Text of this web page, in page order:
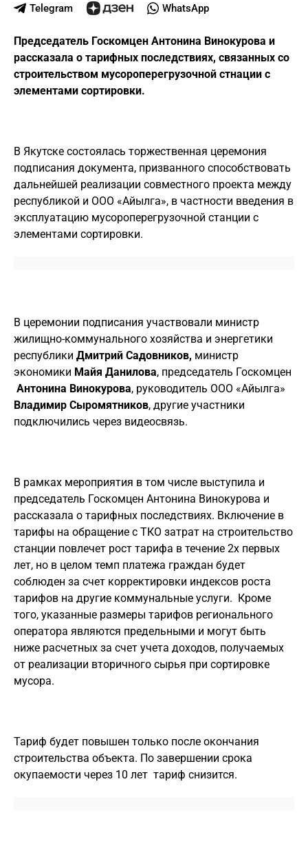
Telegram WhatsApp
Председатель Госкомцен Антонина Винокурова и
рассказала о тарифных последствиях, связанных со
строительством мусороперегрузочной стнации с
элементами сортировки.
В Якутске состоялась торжественная церемония
подписания документа, призванного способствовать
дальнейшей реализации совместного проекта между
республикой и ООО «Айылга», в частности введения в
эксплуатацию мусороперегрузочной станции с
элементами сортировки.
В церемонии подписания участвовали министр
жилищно-коммунального хозяйства и энергетики
республики Дмитрий Садовников, министр
экономики Майя Данилова, председатель Госкомцен
Антонина Винокурова, руководитель ООО «Айылга»
Владимир Сыромятников, другие участники
подключились через видеосвязь.
В рамках мероприятия в том числе выступила и
председатель Госкомцен Антонина Винокурова и
рассказала о тарифных последствиях. Включение в
тарифы на обращение с ТКО затрат на строительство
станции повлечет рост тарифа в течение 2х первых
лет, но в целом темп платежа граждан будет
соблюден за счет корректировки индексов роста
тарифов на другие коммунальные услуги. Кроме
того, указанные размеры тарифов регионального
оператора являются предельными и могут быть
ниже расчетных за счет учета доходов, получаемых
от реализации вторичного сырья при сортировке
мусора.
Тариф будет повышен только после окончания
строительства объекта. По завершении срока
окупаемости через 10 лет тариф снизится.